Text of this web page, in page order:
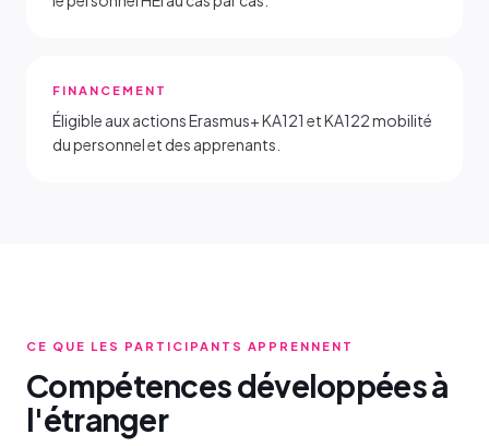
FINANCEMENT
Éligible aux actions Erasmus+ KA121 et KA122 mobilité
du personnel et des apprenants.
CE QUE LES PARTICIPANTS APPRENNENT
Compétences développées à
l'étranger